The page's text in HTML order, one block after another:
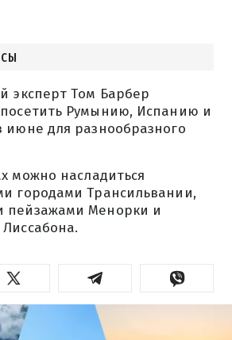
эксперт Том Барбер
Румынию, Испанию и
июне для разнообразного
можно насладиться
городами Трансильвании,
пейзажами Менорки и